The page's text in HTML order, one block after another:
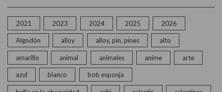
2021 2023 2024 2025 2026
Algodón alloy alloy, pin, pines alto
amarillo animal animales anime arte
azul blanco bob esponja